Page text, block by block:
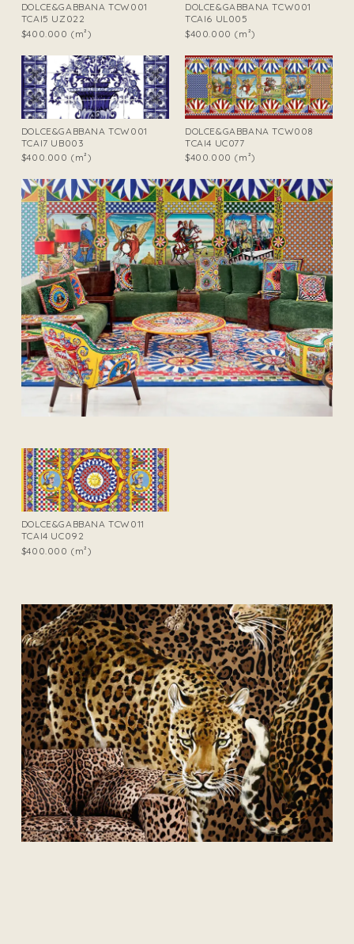
DOLCE&GABBANA TCW001
TCAI5 UZ022
$400.000 (m²)
DOLCE&GABBANA TCW001
TCAI6 UL005
$400.000 (m²)
DOLCE&GABBANA TCW001
TCAI7 UB003
$400.000 (m²)
DOLCE&GABBANA TCW008
TCAI4 UC077
$400.000 (m²)
DOLCE&GABBANA TCW011
TCAI4 UC092
$400.000 (m²)